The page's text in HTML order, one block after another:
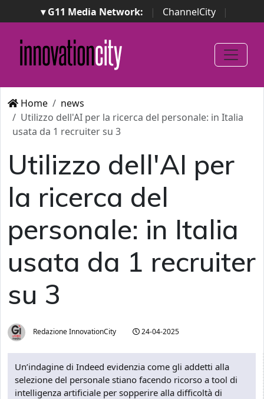
▾ G11 Media Network: | ChannelCity
|
ImpresaCity | SecurityOpenLab | Italian Channel
Awards
Italian Project Awards
Italian Security
Awards
Home
news
Utilizzo dell'AI per la ricerca del personale: in Italia
usata da 1 recruiter su 3
Utilizzo dell'AI per
la ricerca del
personale: in Italia
usata da 1 recruiter
su 3
Redazione InnovationCity 24-04-2025
Un’indagine di Indeed evidenzia come gli addetti alla
selezione del personale stiano facendo ricorso a tool di
intelligenza artificiale per sopperire alla difficoltà di